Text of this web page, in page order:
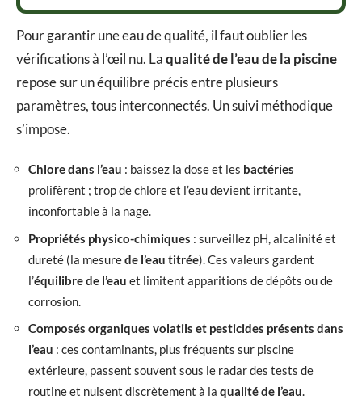
Pour garantir une eau de qualité, il faut oublier les
vérifications à l’œil nu. Laqualité de l’eau de la piscine
repose sur un équilibre précis entre plusieurs
paramètres, tous interconnectés. Un suivi méthodique
s’impose.
Chlore dans l’eau : baissez la dose et les bactéries
prolifèrent ; trop de chlore et l’eau devient irritante,
inconfortable à la nage.
Propriétés physico-chimiques : surveillez pH, alcalinité et
dureté (la mesurede l’eau titrée). Ces valeurs gardent
l’équilibre de l’eau et limitent apparitions de dépôts ou de
corrosion.
Composés organiques volatils et pesticides présents dans
l’eau : ces contaminants, plus fréquents sur piscine
extérieure, passent souvent sous le radar des tests de
routine et nuisent discrètement à la qualité de l’eau.